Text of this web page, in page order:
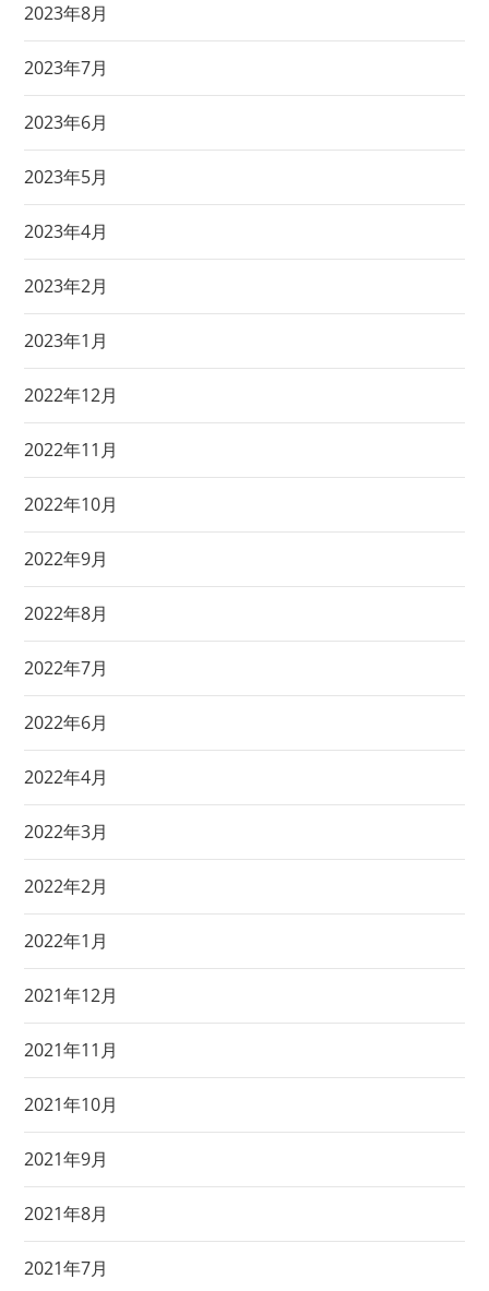
2023年8月
2023年7月
2023年6月
2023年5月
2023年4月
2023年2月
2023年1月
2022年12月
2022年11月
2022年10月
2022年9月
2022年8月
2022年7月
2022年6月
2022年4月
2022年3月
2022年2月
2022年1月
2021年12月
2021年11月
2021年10月
2021年9月
2021年8月
2021年7月